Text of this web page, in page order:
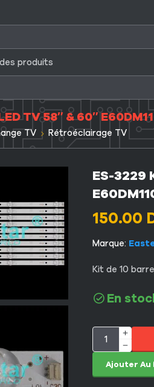
TV 58″ & 60″
TV Rétroéclairage TV
ES-3229
150.00
Marque:
Kit de 10 b
En
Ajouter Au